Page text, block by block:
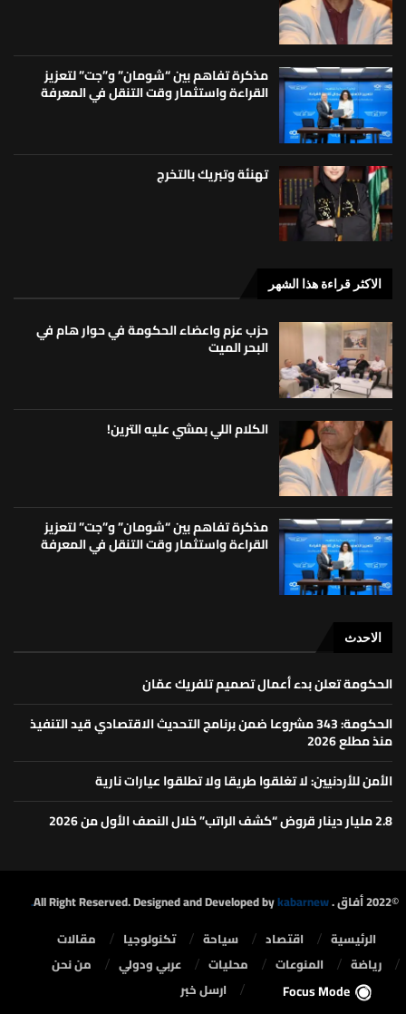
مذكرة تفاهم بين “شومان” و”جت” لتعزيز
القراءة واستثمار وقت التنقل في المعرفة
تهنئة وتبريك بالتخرج
الاكثر قراءة هذا الشهر
حزب عزم واعضاء الحكومة في حوار هام في
البحر الميت
الكلام اللي بمشي عليه الترين!
مذكرة تفاهم بين “شومان” و”جت” لتعزيز
القراءة واستثمار وقت التنقل في المعرفة
الاحدث
الحكومة تعلن بدء أعمال تصميم تلفريك عمّان
الحكومة: 343 مشروعا ضمن برنامج التحديث الاقتصادي قيد التنفيذ
منذ مطلع 2026
الأمن للأردنيين: لا تغلقوا طريقا ولا تطلقوا عيارات نارية
2.8 مليار دينار قروض “كشف الراتب” خلال النصف الأول من 2026
©2022 أفاق . All Right Reserved. Designed and Developed by
kabarnew.
الرئيسية
⁠اقتصاد سياحة تكنولوجيا
مقالات
رياضة
المنوعات محليات ⁠عربي ودولي
من نحن
ارسل خبر
Focus Mode